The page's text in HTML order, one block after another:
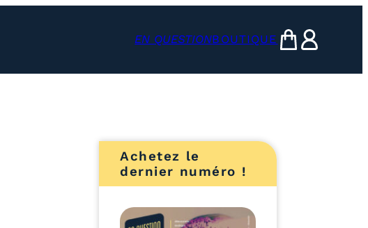
EN QUESTIONBOUTIQUE
mon panier
ma compte
Achetez le
dernier numéro !